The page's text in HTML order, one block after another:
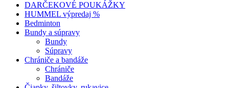
DARČEKOVÉ POUKÁŽKY
HUMMEL výpredaj %
Bedminton
Bundy a súpravy
Bundy
Súpravy
Chrániče a bandáže
Chrániče
Bandáže